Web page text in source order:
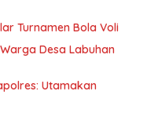
Turnamen Bola Voli
Desa Labuhan
Utamakan